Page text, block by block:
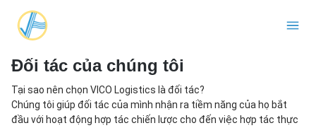
Đối tác của chúng tôi
Tại sao nên chọn VICO Logistics là đối tác?
Chúng tôi giúp đối tác của mình nhận ra tiềm năng của họ bắt
đầu với hoạt động hợp tác chiến lược cho đến việc hợp tác thực